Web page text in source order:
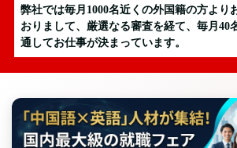
弊社では毎月1000名近くの外国籍の方より
おりまして、厳選なる審査を経て、毎月40
通してお仕事が決まっています。